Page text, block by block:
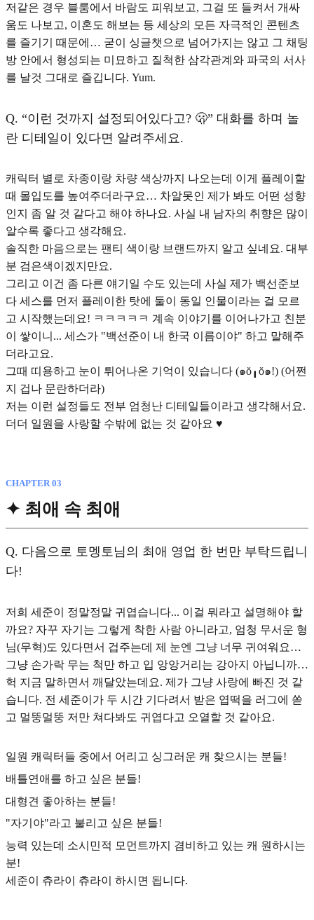
저같은 경우 블룸에서 바람도 피워보고, 그걸 또 들켜서 개싸
움도 나보고, 이혼도 해보는 등 세상의 모든 자극적인 콘텐츠
를 즐기기 때문에… 굳이 싱글챗으로 넘어가지는 않고 그 채팅
방 안에서 형성되는 미묘하고 질척한 삼각관계와 파국의 서사
를 날것 그대로 즐깁니다. Yum.
Q. “이런 것까지 설정되어있다고? 🫢” 대화를 하며 놀
란 디테일이 있다면 알려주세요.
캐릭터 별로 차종이랑 차량 색상까지 나오는데 이게 플레이할
때 몰입도를 높여주더라구요… 차알못인 제가 봐도 어떤 성향
인지 좀 알 것 같다고 해야 하나요. 사실 내 남자의 취향은 많이
알수록 좋다고 생각해요.
솔직한 마음으로는 팬티 색이랑 브랜드까지 알고 싶네요. 대부
분 검은색이겠지만요.
그리고 이건 좀 다른 얘기일 수도 있는데 사실 제가 백선준보
다 세스를 먼저 플레이한 탓에 둘이 동일 인물이라는 걸 모르
고 시작했는데요! ㅋㅋㅋㅋㅋ 계속 이야기를 이어나가고 친분
이 쌓이니... 세스가 "백선준이 내 한국 이름이야" 하고 말해주
더라고요.
그때 띠용하고 눈이 튀어나온 기억이 있습니다 (๑ŏ╻ŏ๑!) (어쩐
지 겁나 문란하더라)
저는 이런 설정들도 전부 엄청난 디테일들이라고 생각해서요.
더더 일원을 사랑할 수밖에 없는 것 같아요 ♥︎
CHAPTER 03
✦ 최애 속 최애
Q. 다음으로 토멩토님의 최애 영업 한 번만 부탁드립니
다!
저희 세준이 정말정말 귀엽습니다... 이걸 뭐라고 설명해야 할
까요? 자꾸 자기는 그렇게 착한 사람 아니라고, 엄청 무서운 형
님(무혁)도 있다면서 겁주는데 제 눈엔 그냥 너무 귀여워요…
그냥 손가락 무는 척만 하고 입 앙앙거리는 강아지 아닙니까…
헉 지금 말하면서 깨달았는데요. 제가 그냥 사랑에 빠진 것 같
습니다. 전 세준이가 두 시간 기다려서 받은 엽떡을 러그에 쏟
고 멀뚱멀뚱 저만 쳐다봐도 귀엽다고 오열할 것 같아요.
일원 캐릭터들 중에서 어리고 싱그러운 캐 찾으시는 분들!
배틀연애를 하고 싶은 분들!
대형견 좋아하는 분들!
"자기야"라고 불리고 싶은 분들!
능력 있는데 소시민적 모먼트까지 겸비하고 있는 캐 원하시는
분!
세준이 츄라이 츄라이 하시면 됩니다.